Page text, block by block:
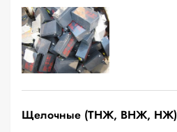
Щелочные (ТНЖ, ВНЖ, НЖ)